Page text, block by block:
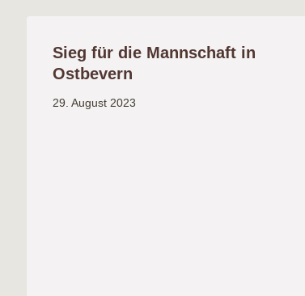
Sieg für die Mannschaft in
Ostbevern
29. August 2023